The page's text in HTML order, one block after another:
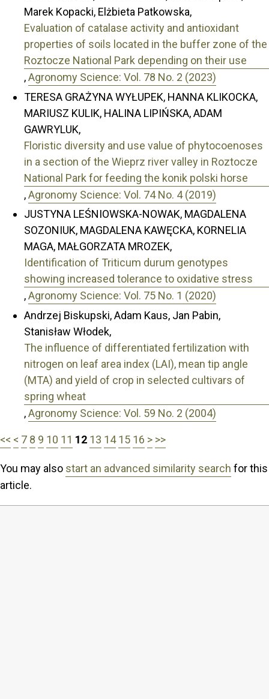
Marek Kopacki, Elżbieta Patkowska,
Evaluation of catalase activity and antioxidant
properties of soils located in the buffer zone of the
Roztocze National Park depending on their use
,Agronomy Science: Vol. 78 No. 2 (2023)
TERESA GRAŻYNA WYŁUPEK, HANNA KLIKOCKA,
MARIUSZ KULIK, HALINA LIPIŃSKA, ADAM
GAWRYLUK,
Floristic diversity and use value of phytocoenoses
in a section of the Wieprz river valley in Roztocze
National Park for feeding the konik polski horse
,Agronomy Science: Vol. 74 No. 4 (2019)
JUSTYNA LEŚNIOWSKA-NOWAK, MAGDALENA
SOZONIUK, MAGDALENA KAWĘCKA, KORNELIA
MAGA, MAŁGORZATA MROZEK,
Identification of Triticum durum genotypes
showing increased tolerance to oxidative stress
,Agronomy Science: Vol. 75 No. 1 (2020)
Andrzej Biskupski, Adam Kaus, Jan Pabin,
Stanisław Włodek,
The influence of differentiated fertilization with
nitrogen on leaf area index (LAI), mean tip angle
(MTA) and yield of crop in selected cultivars of
spring wheat
,Agronomy Science: Vol. 59 No. 2 (2004)
<< < 7 8 9 10 11 12 13 14 15 16 > >>
You may also start an advanced similarity search for this
article.